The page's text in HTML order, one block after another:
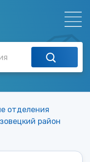
отделения
район